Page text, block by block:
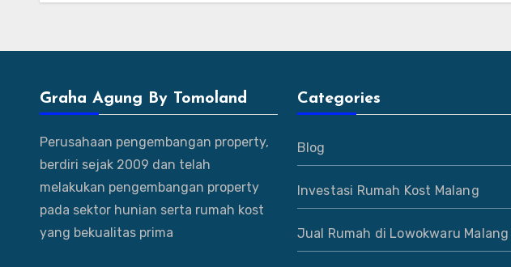
Graha Agung By Tomoland
Perusahaan pengembangan property,
berdiri sejak 2009 dan telah
melakukan pengembangan property
pada sektor hunian serta rumah kost
yang bekualitas prima
Categories
Blog
Investasi Rumah Kost Malang
Jual Rumah di Lowokwaru Malang